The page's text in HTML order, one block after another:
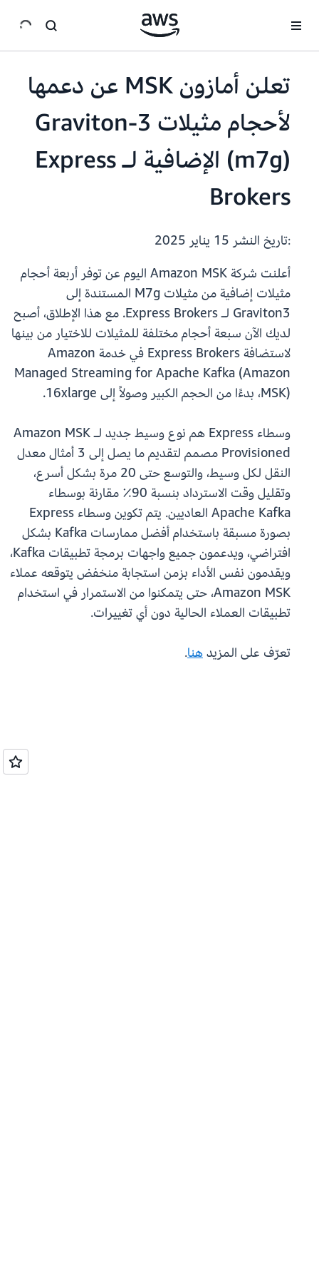
تعلن أمازون MSK عن دعمها
لأحجام مثيلات Graviton-3
(m7g) الإضافية لـ Express
Brokers
:تاريخ النشر
أعلنت شركة Amazon MSK اليوم عن توفر أربعة أحجام
مثيلات إضافية من مثيلات M7g المستندة إلى
Graviton3 لـ Express Brokers. مع هذا الإطلاق، أصبح
لديك الآن سبعة أحجام مختلفة للمثيلات للاختيار من بينها
لاستضافة Express Brokers في خدمة Amazon
Managed Streaming for Apache Kafka (Amazon
MSK)، بدءًا من الحجم الكبير وصولاً إلى 16xlarge.
وسطاء Express هم نوع وسيط جديد لـ Amazon MSK
Provisioned مصمم لتقديم ما يصل إلى 3 أمثال معدل
النقل لكل وسيط، والتوسع حتى 20 مرة بشكل أسرع،
وتقليل وقت الاسترداد بنسبة 90٪ مقارنة بوسطاء
Apache Kafka العاديين. يتم تكوين وسطاء Express
بصورة مسبقة باستخدام أفضل ممارسات Kafka بشكل
افتراضي، ويدعمون جميع واجهات برمجة تطبيقات Kafka،
ويقدمون نفس الأداء بزمن استجابة منخفض يتوقعه عملاء
Amazon MSK، حتى يتمكنوا من الاستمرار في استخدام
تطبيقات العملاء الحالية دون أي تغييرات.
تعرّف على المزيدهنا.